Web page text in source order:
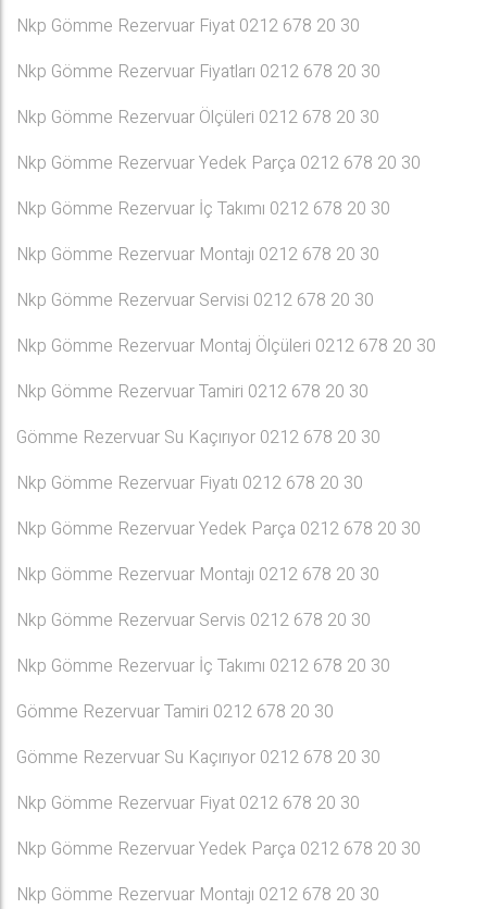
Nkp Gömme Rezervuar Fiyat 0212 678 20 30
Nkp Gömme Rezervuar Fiyatları 0212 678 20 30
Nkp Gömme Rezervuar Ölçüleri 0212 678 20 30
Nkp Gömme Rezervuar Yedek Parça 0212 678 20 30
Nkp Gömme Rezervuar İç Takımı 0212 678 20 30
Nkp Gömme Rezervuar Montajı 0212 678 20 30
Nkp Gömme Rezervuar Servisi 0212 678 20 30
Nkp Gömme Rezervuar Montaj Ölçüleri 0212 678 20 30
Nkp Gömme Rezervuar Tamiri 0212 678 20 30
Gömme Rezervuar Su Kaçırıyor 0212 678 20 30
Nkp Gömme Rezervuar Fiyatı 0212 678 20 30
Nkp Gömme Rezervuar Yedek Parça 0212 678 20 30
Nkp Gömme Rezervuar Montajı 0212 678 20 30
Nkp Gömme Rezervuar Servis 0212 678 20 30
Nkp Gömme Rezervuar İç Takımı 0212 678 20 30
Gömme Rezervuar Tamiri 0212 678 20 30
Gömme Rezervuar Su Kaçırıyor 0212 678 20 30
Nkp Gömme Rezervuar Fiyat 0212 678 20 30
Nkp Gömme Rezervuar Yedek Parça 0212 678 20 30
Nkp Gömme Rezervuar Montajı 0212 678 20 30